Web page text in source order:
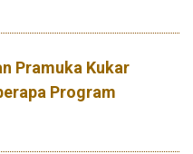
Pramuka Kukar
Program